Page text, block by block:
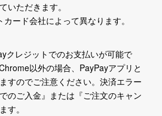
いただきます。
ード会社によって異なります。
クレジットでのお支払いが可能で
以外の場合、PayPayアプリと
すのでご注意ください。決済エラー
のご入金』または『ご注文のキャン
す。